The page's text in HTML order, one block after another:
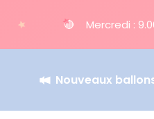
🔴 Mercredi :
Nouveaux